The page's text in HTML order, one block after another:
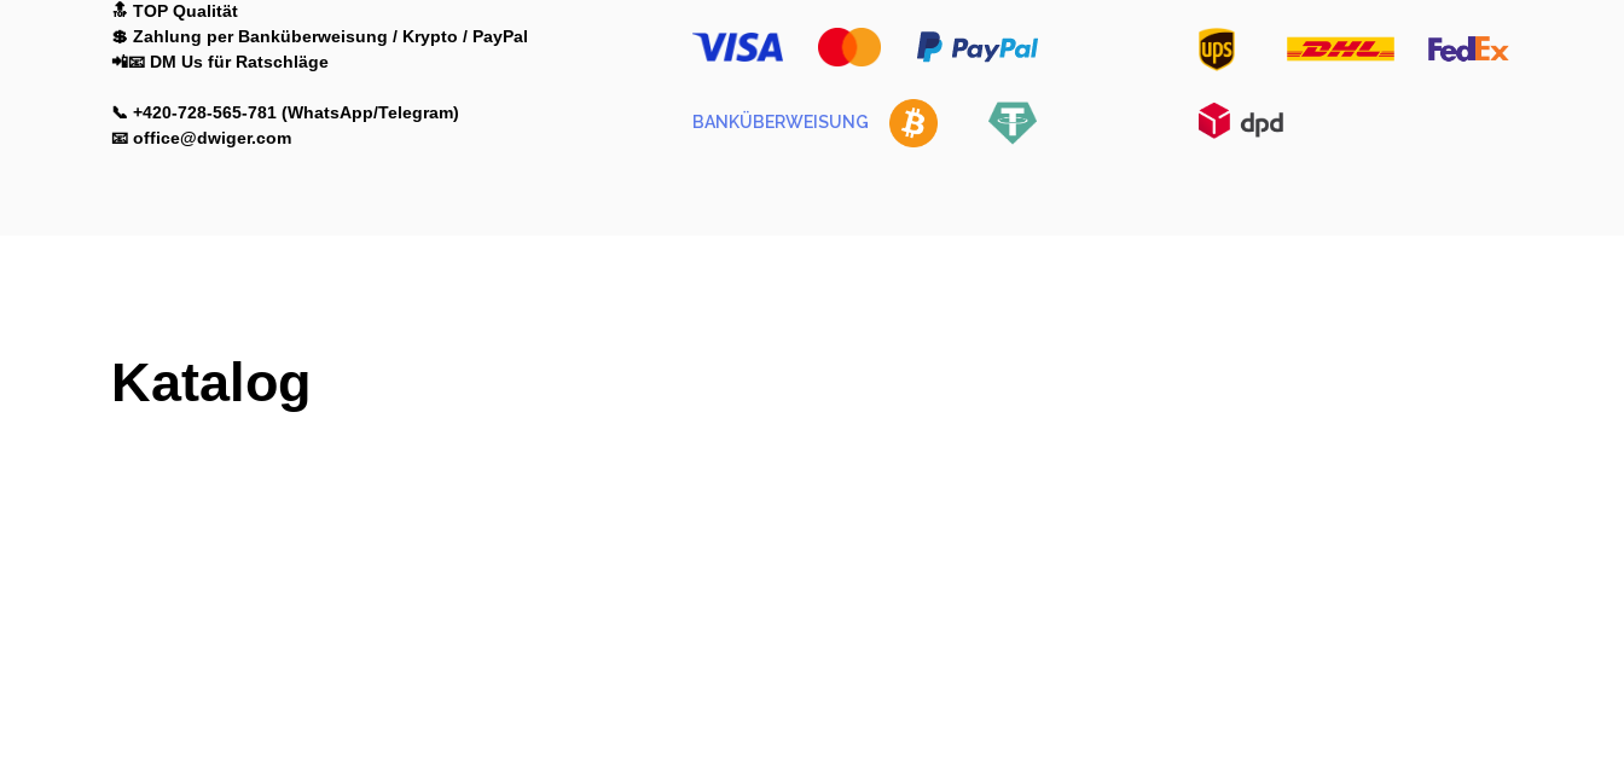
🔝 TOP Qualität
💲 Zahlung per Banküberweisung / Krypto / PayPal
📲📧 DM Us für Ratschläge
📞 +420-728-565-781 (WhatsApp/Telegram)
📧 office@dwiger.com
BANKÜBERWEISUNG
Katalog